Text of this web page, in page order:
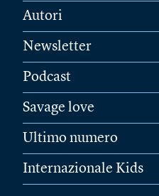
Autori
Newsletter
Podcast
Savage love
Ultimo numero
Internazionale Kids